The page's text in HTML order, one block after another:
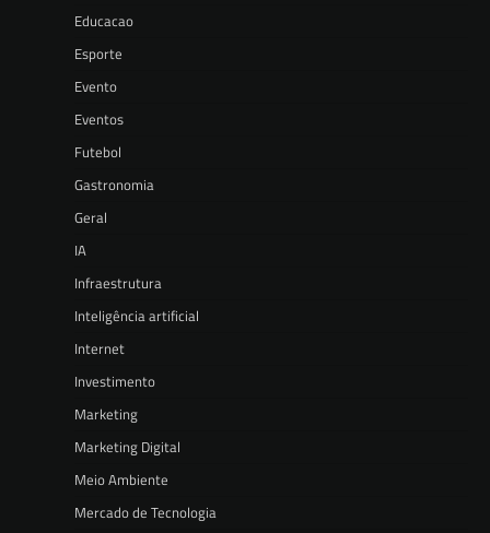
Educacao
Esporte
Evento
Eventos
Futebol
Gastronomia
Geral
IA
Infraestrutura
Inteligência artificial
Internet
Investimento
Marketing
Marketing Digital
Meio Ambiente
Mercado de Tecnologia